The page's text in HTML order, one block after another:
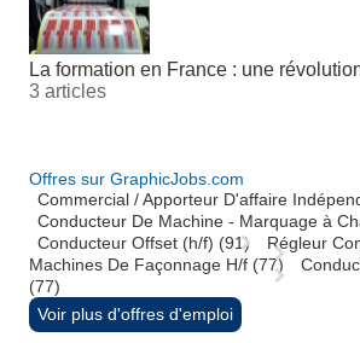
La formation en France : une
3 articles
Offres sur GraphicJobs.com
Commercial / Apporteur D'affaire
Conducteur De Machine - Marquage à
Conducteur Offset (h/f) (91)
Régleur
Machines De Façonnage H/f (77)
(77)
Voir plus d'offres d'emploi